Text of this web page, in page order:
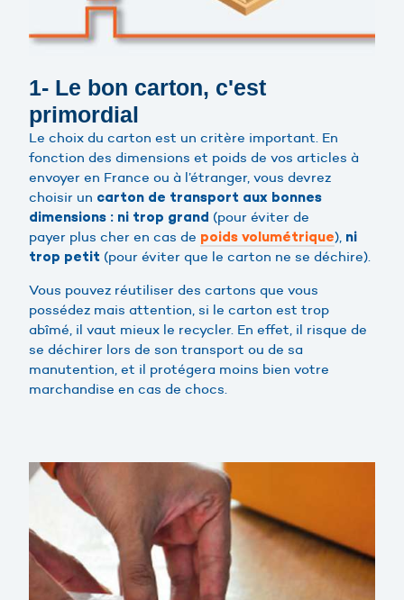
1- Le bon carton, c'est
primordial
Le choix du carton est un critère important. En
fonction des dimensions et poids de vos articles à
envoyer en France ou à l’étranger, vous devrez
choisir un carton de transport aux bonnes
dimensions : ni trop grand (pour éviter de
payer plus cher en cas de poids volumétrique), ni
trop petit (pour éviter que le carton ne se déchire).
Vous pouvez réutiliser des cartons que vous
possédez mais attention, si le carton est trop
abîmé, il vaut mieux le recycler. En effet, il risque de
se déchirer lors de son transport ou de sa
manutention, et il protégera moins bien votre
marchandise en cas de chocs.